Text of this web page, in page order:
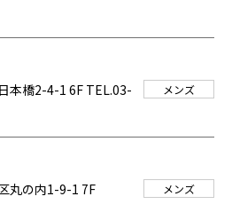
本橋2-4-1 6F TEL.03-
メンズ
丸の内1-9-1 7F
メンズ